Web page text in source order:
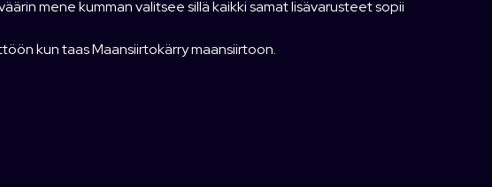
mene kumman valitsee sillä kaikki samat lisävarusteet sopii
kun taas Maansiirtokärry maansiirtoon.